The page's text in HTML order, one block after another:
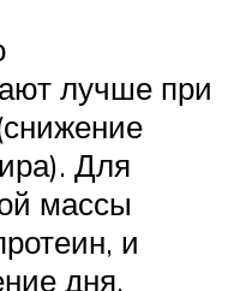
лучше при
Для
массы
и
дня.